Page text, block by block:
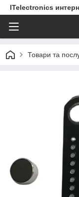
ITelectronics
Товари та